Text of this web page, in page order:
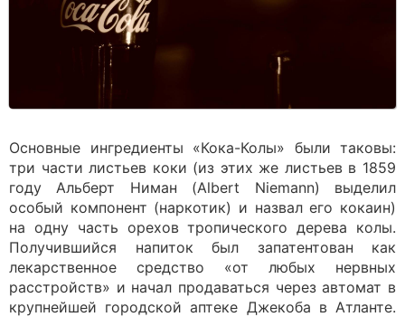
Основные ингредиенты «Кока-Колы» были таковы:
три части листьев коки (из этих же листьев в 1859
году Альберт Ниман (Albert Niemann) выделил
особый компонент (наркотик) и назвал его кокаин)
на одну часть орехов тропического дерева колы.
Получившийся напиток был запатентован как
лекарственное средство «от любых нервных
расстройств» и начал продаваться через автомат в
крупнейшей городской аптеке Джекоба в Атланте.